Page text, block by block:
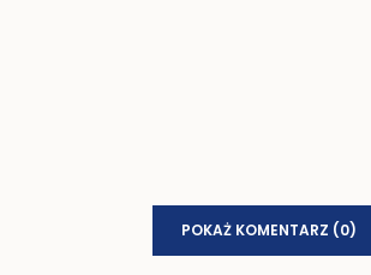
POKAŻ KOMENTARZ (0)